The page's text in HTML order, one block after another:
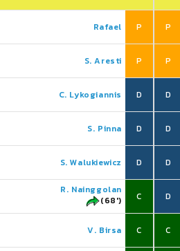
Rafael P
S. Aresti P
C. Lykogiannis D
S. Pinna D
S. Walukiewicz D
R. Nainggolan
(68')
C
V. Birsa C
P
P
D
D
D
D
C